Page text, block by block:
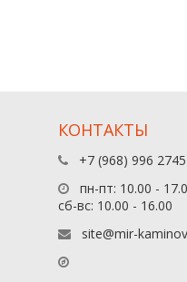
КОНТАКТЫ
+7 (968) 996 2745
пн-пт: 10.00 -
сб-вс: 10.00 - 16.00
site@mir-